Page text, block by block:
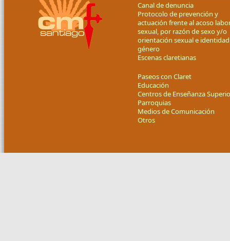
Canal de denuncia
Protocolo de prevención y
actuación frente al acoso
sexual, por razón de sexo y/o
orientación sexual e
género
Escenas claretianas
Paseos con Claret
Educación
Centros de Enseñanza
Parroquias
Medios de Comunicación
Otros